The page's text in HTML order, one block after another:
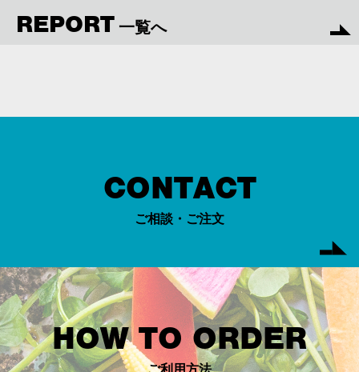
REPORT 一覧へ
CONTACT
ご相談・ご注文
HOW TO ORDER